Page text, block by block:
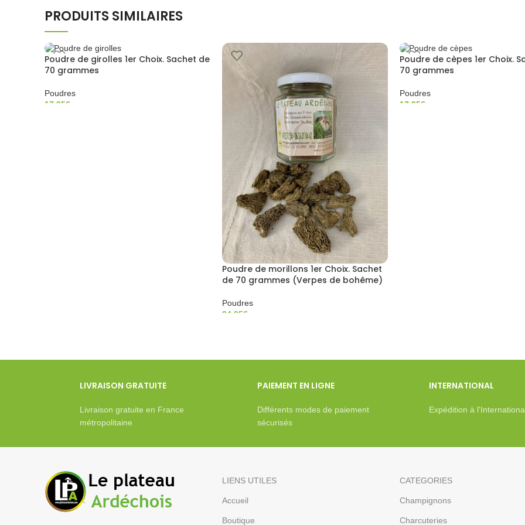
PRODUITS SIMILAIRES
Poudre de girolles 1er Choix. Sachet de
70 grammes
Poudres
17,95€
Poudre de morillons 1er Choix. Sachet
de 70 grammes (Verpes de bohême)
Poudres
24,95€
Poudre de cèpes 1er Choix.
70 grammes
Poudres
17,95€
LIVRAISON GRATUITE
Livraison gratuite en France
métropolitaine
PAIEMENT EN LIGNE
Différents modes de paiement
sécurisés
INTERNATIONAL
Expédition à
LIENS UTILES
Accueil
Boutique
CATEGORIES
Champignons
Charcuteries